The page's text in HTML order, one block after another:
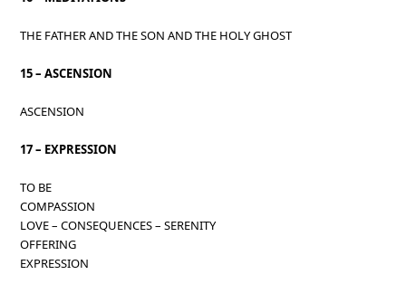
THE FATHER AND THE SON AND THE HOLY GHOST
15 – ASCENSION
ASCENSION
17 – EXPRESSION
TO BE
COMPASSION
LOVE – CONSEQUENCES – SERENITY
OFFERING
EXPRESSION